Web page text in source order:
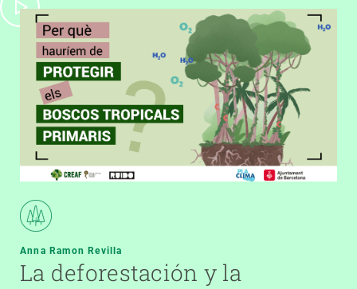
Anna Ramon Revilla
La deforestación y la